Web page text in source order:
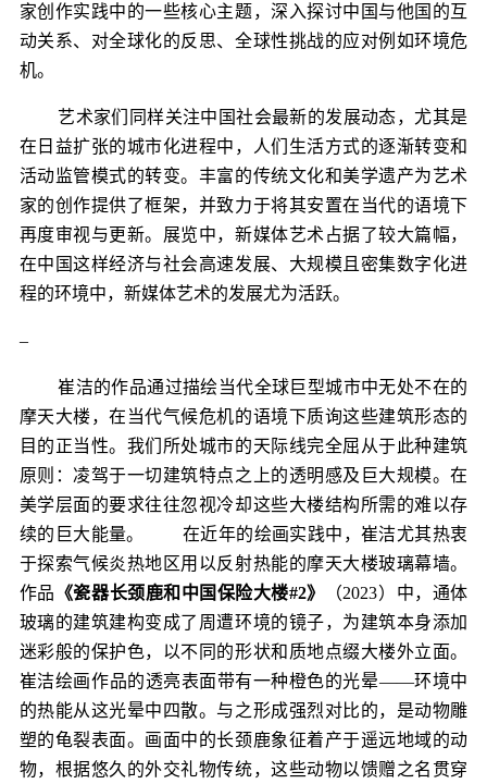
家创作实践中的一些核心主题，深入探讨中国与他国的互
动关系、对全球化的反思、全球性挑战的应对例如环境危
机。
艺术家们同样关注中国社会最新的发展动态，尤其是
在日益扩张的城市化进程中，人们生活方式的逐渐转变和
活动监管模式的转变。丰富的传统文化和美学遗产为艺术
家的创作提供了框架，并致力于将其安置在当代的语境下
再度审视与更新。展览中，新媒体艺术占据了较大篇幅，
在中国这样经济与社会高速发展、大规模且密集数字化进
程的环境中，新媒体艺术的发展尤为活跃。
–
崔洁的作品通过描绘当代全球巨型城市中无处不在的
摩天大楼，在当代气候危机的语境下质询这些建筑形态的
目的正当性。我们所处城市的天际线完全屈从于此种建筑
原则：凌驾于一切建筑特点之上的透明感及巨大规模。在
美学层面的要求往往忽视冷却这些大楼结构所需的难以存
续的巨大能量。
在近年的绘画实践中，崔洁尤其热衷
于探索气候炎热地区用以反射热能的摩天大楼玻璃幕墙。
作品 《瓷器长颈鹿和中国保险大楼#2》
（2023）中，通体
玻璃的建筑建构变成了周遭环境的镜子，为建筑本身添加
迷彩般的保护色，以不同的形状和质地点缀大楼外立面。
崔洁绘画作品的透亮表面带有一种橙色的光晕——环境中
的热能从这光晕中四散。与之形成强烈对比的，是动物雕
塑的龟裂表面。画面中的长颈鹿象征着产于遥远地域的动
物，根据悠久的外交礼物传统，这些动物以馈赠之名贯穿